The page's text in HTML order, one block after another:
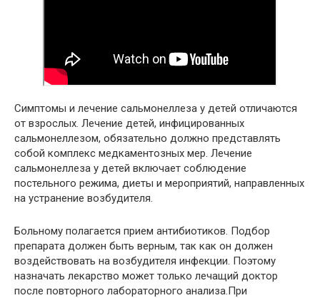
Симптомы и лечение сальмонеллеза у детей отличаются
от взрослых. Лечение детей, инфицированных
сальмонеллезом, обязательно должно представлять
собой комплекс медкаментозных мер. Лечение
сальмонеллеза у детей включает соблюдение
постельного режима, диеты и мероприятий, направленных
на устранение возбудителя.
Больному полагается прием антибиотиков. Подбор
препарата должен быть верным, так как он должен
воздействовать на возбудителя инфекции. Поэтому
назначать лекарство может только лечащий доктор
после повторного лабораторного анализа.При